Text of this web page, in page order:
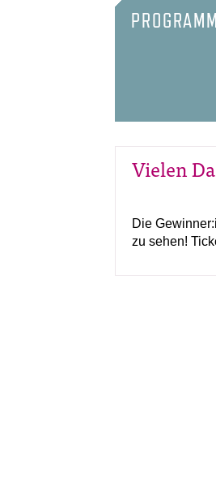
PROGRAMM
Vielen
Die
zu sehen!